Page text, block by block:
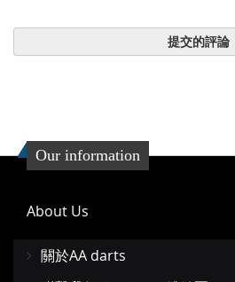
提交的評論
Our information
About Us
關於AA darts